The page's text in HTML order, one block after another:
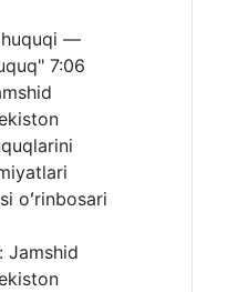
huquqi —
7:06
oʻrinbosari